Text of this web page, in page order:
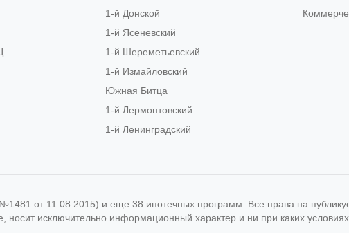
1-й Донской
1-й Ясеневский
1-й Шереметьевский
1-й Измайловский
Южная Битца
1-й Лермонтовский
1-й Ленинградский
от 11.08.2015) и еще 38 ипотечных программ. Все права на
носит исключительно информационный характер и ни при каких